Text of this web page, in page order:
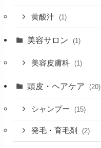
黄酸汁 (1)
美容サロン (1)
美容皮膚科 (1)
頭皮・ヘアケア (20)
シャンプー (15)
発毛・育毛剤 (2)